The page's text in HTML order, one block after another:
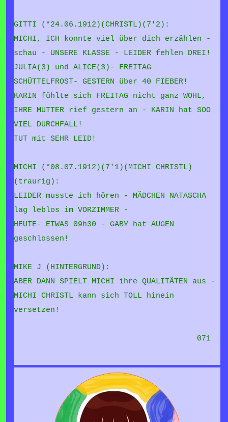
GITTI (*24.06.1912)(CHRISTL)(7'2):
MICHI, ICH konnte viel über dich erzählen -
schau - UNSERE KLASSE - LEIDER fehlen DREI!
JULIA(3) und ALICE(3)- FREITAG
SCHÜTTELFROST- GESTERN über 40 FIEBER!
KARIN fühlte sich FREITAG nicht ganz WOHL,
IHRE MUTTER rief gestern an - KARIN hat SOO
VIEL DURCHFALL!
TUT mit SEHR LEID!
MICHI (*08.07.1912)(7'1)(MICHI CHRISTL)
(traurig):
LEIDER musste ich hören - MÄDCHEN NATASCHA
lag leblos im VORZIMMER -
HEUTE- ETWAS 09h30 - GABY hat AUGEN
geschlossen!
MIKE J (HINTERGRUND):
ABER DANN SPIELT MICHI ihre QUALITÄTEN aus -
MICHI CHRISTL kann sich TOLL hinein
versetzen!
071